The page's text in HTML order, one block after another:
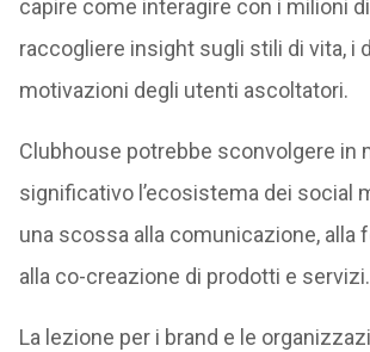
capire come interagire con i milioni
raccogliere insight sugli stili di vita, i
motivazioni degli utenti ascoltatori.
Clubhouse potrebbe sconvolgere in
significativo l’ecosistema dei social
una scossa alla comunicazione, alla
alla co-creazione di prodotti e servizi.
La lezione per i brand e le